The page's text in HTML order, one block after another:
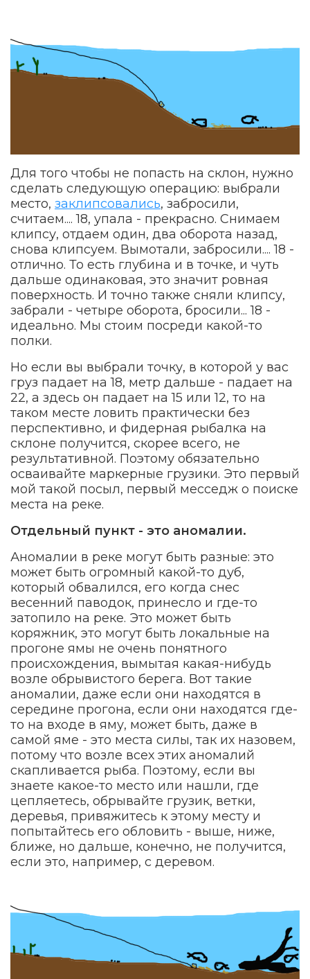
Для того чтобы не попасть на склон, нужно
сделать следующую операцию: выбрали
место, заклипсовались, забросили,
считаем.... 18, упала - прекрасно. Снимаем
клипсу, отдаем один, два оборота назад,
снова клипсуем. Вымотали, забросили.... 18 -
отлично. То есть глубина и в точке, и чуть
дальше одинаковая, это значит ровная
поверхность. И точно также сняли клипсу,
забрали - четыре оборота, бросили... 18 -
идеально. Мы стоим посреди какой-то
полки.
Но если вы выбрали точку, в которой у вас
груз падает на 18, метр дальше - падает на
22, а здесь он падает на 15 или 12, то на
таком месте ловить практически без
перспективно, и фидерная рыбалка на
склоне получится, скорее всего, не
результативной. Поэтому обязательно
осваивайте маркерные грузики. Это первый
мой такой посыл, первый месседж о поиске
места на реке.
Отдельный пункт - это аномалии.
Аномалии в реке могут быть разные: это
может быть огромный какой-то дуб,
который обвалился, его когда снес
весенний паводок, принесло и где-то
затопило на реке. Это может быть
коряжник, это могут быть локальные на
прогоне ямы не очень понятного
происхождения, вымытая какая-нибудь
возле обрывистого берега. Вот такие
аномалии, даже если они находятся в
середине прогона, если они находятся где-
то на входе в яму, может быть, даже в
самой яме - это места силы, так их назовем,
потому что возле всех этих аномалий
скапливается рыба. Поэтому, если вы
знаете какое-то место или нашли, где
цепляетесь, обрывайте грузик, ветки,
деревья, привяжитесь к этому месту и
попытайтесь его обловить - выше, ниже,
ближе, но дальше, конечно, не получится,
если это, например, с деревом.